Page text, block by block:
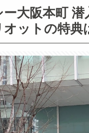
ー大阪本町
オットの特典